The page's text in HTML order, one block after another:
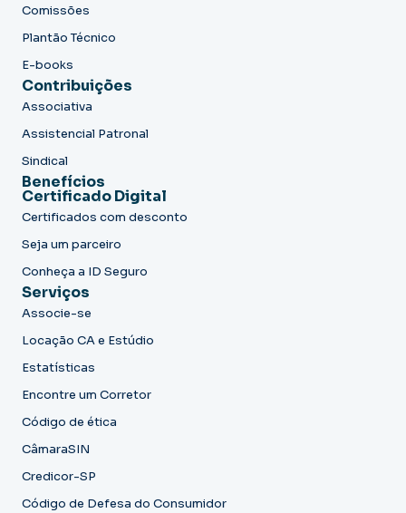
Comissões
Plantão Técnico
E-books
Contribuições
Associativa
Assistencial Patronal
Sindical
Benefícios
Certificado Digital
Certificados com desconto
Seja um parceiro
Conheça a ID Seguro
Serviços
Associe-se
Locação CA e Estúdio
Estatísticas
Encontre um Corretor
Código de ética
CâmaraSIN
Credicor-SP
Código de Defesa do Consumidor